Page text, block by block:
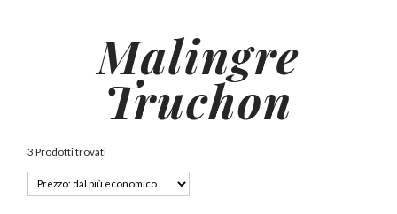
Malingre
Truchon
3 Prodotti trovati